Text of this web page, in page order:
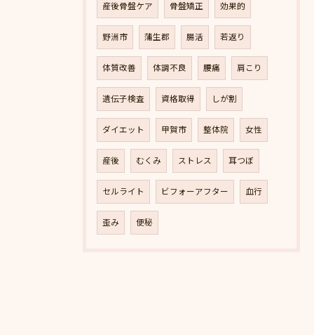
産後骨盤ケア 骨盤矯正 効果的
野洲市 蒲生郡 腸活 若返り
体質改善 体調不良 腰痛 肩こり
遺伝子検査 資格取得 しが割
ダイエット 甲賀市 整体院 女性
産後 むくみ ストレス 耳つぼ
セルライト ビフォーアフター 血行
歪み 便秘